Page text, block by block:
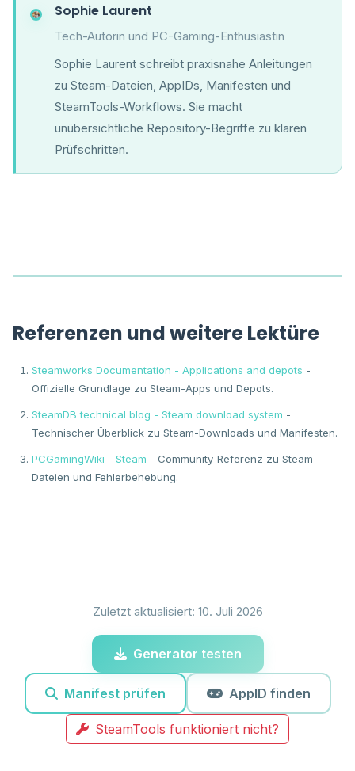
Sophie Laurent
Tech-Autorin und PC-Gaming-Enthusiastin
Sophie Laurent schreibt praxisnahe Anleitungen
zu Steam-Dateien, AppIDs, Manifesten und
SteamTools-Workflows. Sie macht
unübersichtliche Repository-Begriffe zu klaren
Prüfschritten.
Referenzen und weitere Lektüre
Steamworks Documentation - Applications and depots -
Offizielle Grundlage zu Steam-Apps und Depots.
SteamDB technical blog - Steam download system -
Technischer Überblick zu Steam-Downloads und Manifesten.
PCGamingWiki - Steam - Community-Referenz zu Steam-
Dateien und Fehlerbehebung.
Zuletzt aktualisiert: 10. Juli 2026
Generator testen
Manifest prüfen AppID finden
SteamTools funktioniert nicht?